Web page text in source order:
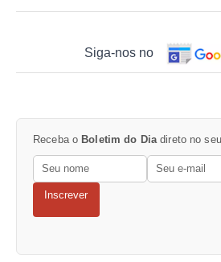
Siga-nos no
Receba o Boletim do Diadireto no
Inscrever